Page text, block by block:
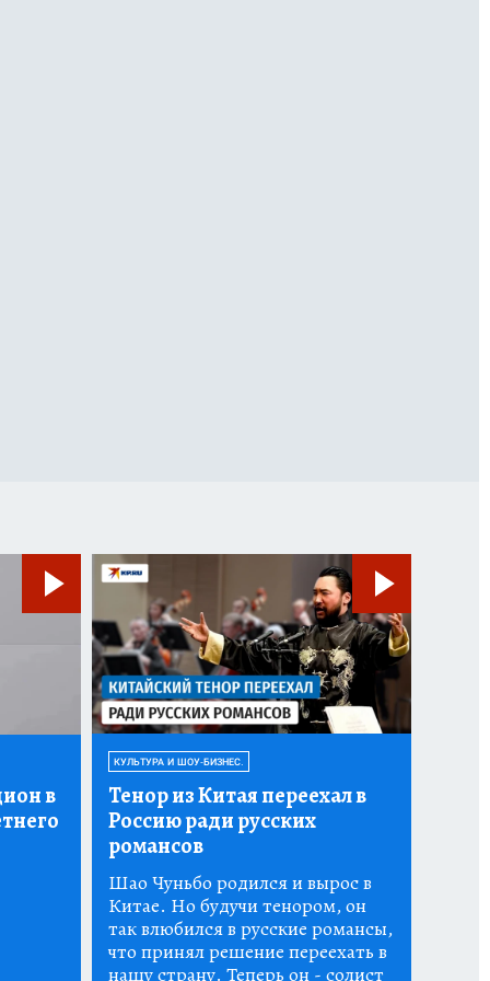
в
КУЛЬТУРА И ШОУ-БИЗНЕС.
Тенор из Китая переехал в
Россию ради русских
романсов
Шао Чуньбо родился и вырос в
Китае. Но будучи тенором, он
так влюбился в русские романсы,
что принял решение переехать в
нашу страну. Теперь он - солист